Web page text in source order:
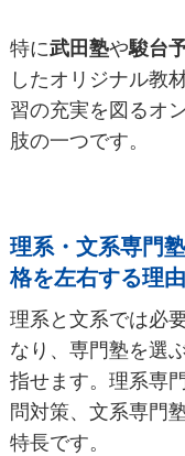
特に武田塾や駿台
したオリジナル教
習の充実を図るオ
肢の一つです。
理系・文系専門
格を左右する理由
理系と文系では必
なり、専門塾を選
指せます。理系専
問対策、文系専門
特長です。